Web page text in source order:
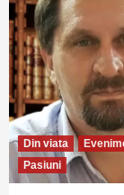
Din viata
Pasiuni